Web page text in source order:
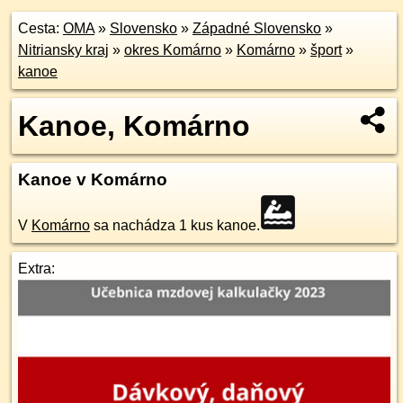
Cesta: OMA» Slovensko » Západné Slovensko »
Nitriansky kraj » okres Komárno » Komárno » šport»
kanoe
Kanoe, Komárno
Kanoe v Komárno
V Komárno sa nachádza 1 kus kanoe.
Extra: